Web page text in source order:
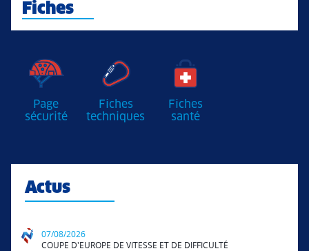
Fiches
Page
sécurité
Fiches
techniques
Fiches
santé
Actus
07/08/2026
COUPE D'EUROPE DE VITESSE ET DE DIFFICULTÉ